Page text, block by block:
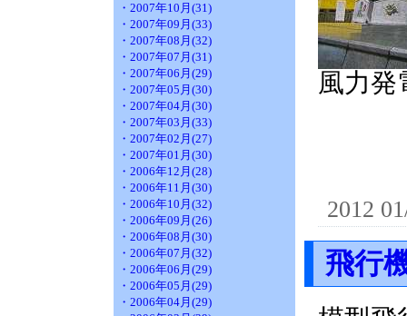
・2007年10月(31)
・2007年09月(33)
・2007年08月(32)
・2007年07月(31)
・2007年06月(29)
・2007年05月(30)
・2007年04月(30)
・2007年03月(33)
・2007年02月(27)
・2007年01月(30)
・2006年12月(28)
・2006年11月(30)
・2006年10月(32)
・2006年09月(26)
・2006年08月(30)
・2006年07月(32)
・2006年06月(29)
・2006年05月(29)
・2006年04月(29)
風力
2012
飛行